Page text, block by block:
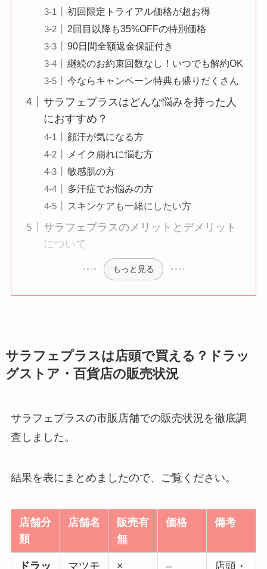
初回限定トライアル価格が超お得
2回目以降も35%OFFの特別価格
90日間全額返金保証付き
継続のお約束回数なし！いつでも解約OK
今ならキャンペーン特典も盛りだくさん
サラフェプラスはどんな悩みを持った人
におすすめ？
顔汗が気になる方
メイク崩れに悩む方
敏感肌の方
多汗症でお悩みの方
スキンケアも一緒にしたい方
サラフェプラスのメリットとデメリット
について
もっと見る
サラフェプラスは店頭で買える？ドラッ
グストア・百貨店の販売状況
サラフェプラスの市販店舗での販売状況を徹底調
査しました。
結果を表にまとめましたので、ご覧ください。
店舗分
類
店舗名
販売有
無
価格 備考
ドラッ マツモ × – 店頭・